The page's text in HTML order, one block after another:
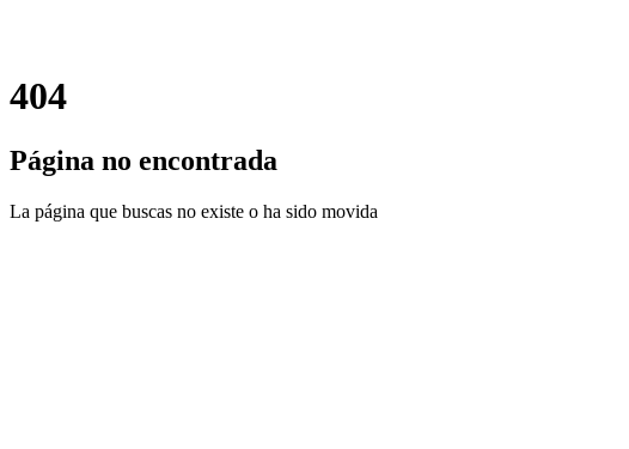
404
Página no encontrada
La página que buscas no existe o ha sido movida